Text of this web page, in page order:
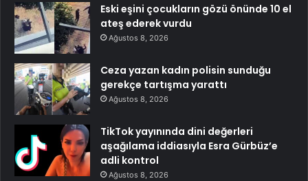
Eski eşini çocukların gözü önünde 10 el
ateş ederek vurdu
Ağustos 8, 2026
Ceza yazan kadın polisin sunduğu
gerekçe tartışma yarattı
Ağustos 8, 2026
TikTok yayınında dini değerleri
aşağılama iddiasıyla Esra Gürbüz’e
adli kontrol
Ağustos 8, 2026